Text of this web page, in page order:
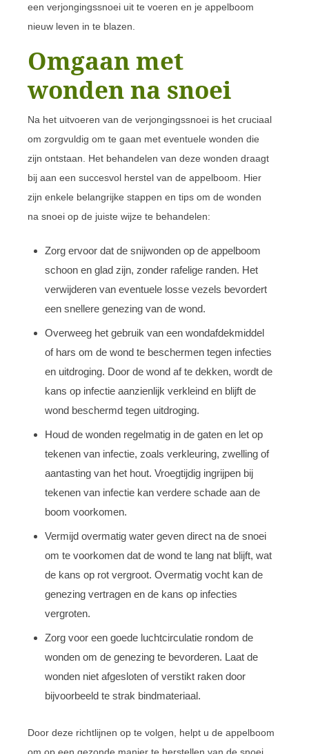
een verjongingssnoei uit te voeren en je appelboom
nieuw leven in te blazen.
Omgaan met
wonden na snoei
Na het uitvoeren van de verjongingssnoei is het cruciaal
om zorgvuldig om te gaan met eventuele wonden die
zijn ontstaan. Het behandelen van deze wonden draagt
bij aan een succesvol herstel van de appelboom. Hier
zijn enkele belangrijke stappen en tips om de wonden
na snoei op de juiste wijze te behandelen:
Zorg ervoor dat de snijwonden op de appelboom
schoon en glad zijn, zonder rafelige randen. Het
verwijderen van eventuele losse vezels bevordert
een snellere genezing van de wond.
Overweeg het gebruik van een wondafdekmiddel
of hars om de wond te beschermen tegen infecties
en uitdroging. Door de wond af te dekken, wordt de
kans op infectie aanzienlijk verkleind en blijft de
wond beschermd tegen uitdroging.
Houd de wonden regelmatig in de gaten en let op
tekenen van infectie, zoals verkleuring, zwelling of
aantasting van het hout. Vroegtijdig ingrijpen bij
tekenen van infectie kan verdere schade aan de
boom voorkomen.
Vermijd overmatig water geven direct na de snoei
om te voorkomen dat de wond te lang nat blijft, wat
de kans op rot vergroot. Overmatig vocht kan de
genezing vertragen en de kans op infecties
vergroten.
Zorg voor een goede luchtcirculatie rondom de
wonden om de genezing te bevorderen. Laat de
wonden niet afgesloten of verstikt raken door
bijvoorbeeld te strak bindmateriaal.
Door deze richtlijnen op te volgen, helpt u de appelboom
om op een gezonde manier te herstellen van de snoei